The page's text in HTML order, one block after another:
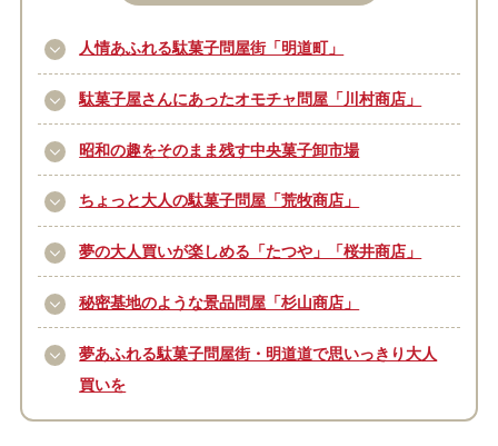
人情あふれる駄菓子問屋街「明道町」
駄菓子屋さんにあったオモチャ問屋「川村商店」
昭和の趣をそのまま残す中央菓子卸市場
ちょっと大人の駄菓子問屋「荒牧商店」
夢の大人買いが楽しめる「たつや」「桜井商店」
秘密基地のような景品問屋「杉山商店」
夢あふれる駄菓子問屋街・明道道で思いっきり大人
買いを